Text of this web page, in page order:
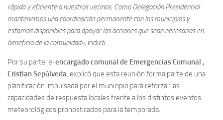
rápida y eficiente a nuestros vecinos. Como Delegación Presidencial
mantenemos una coordinación permanente con los municipios y
estamos disponibles para apoyar las acciones que sean necesarias en
beneficio de la comunidad», indicó.
Por su parte, el encargado comunal de Emergencias Comunal ,
Cristian Sepúlveda, explicó que esta reunión forma parte de una
planificación impulsada por el municipio para reforzar las
capacidades de respuesta locales frente a los distintos eventos
meteorológicos pronosticados para la temporada.